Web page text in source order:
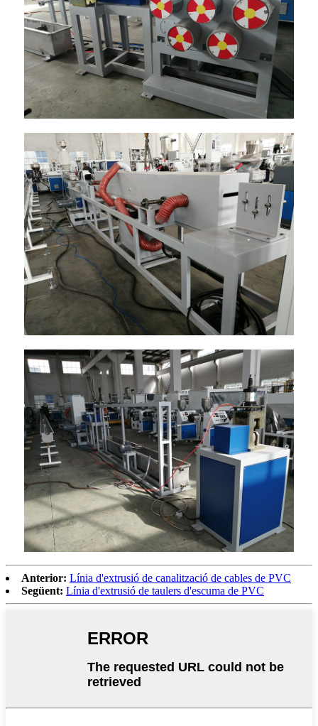
Anterior: Línia d'extrusió de canalització de cables de PVC
Següent: Línia d'extrusió de taulers d'escuma de PVC